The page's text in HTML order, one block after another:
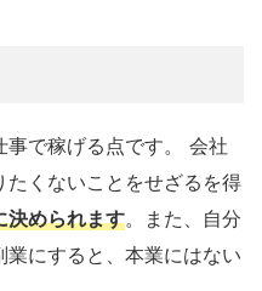
で稼げる点です。 会社
たくないことをせざるを得
決められます。また、自分
にすると、本業にはない